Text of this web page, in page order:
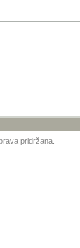
pridržana.